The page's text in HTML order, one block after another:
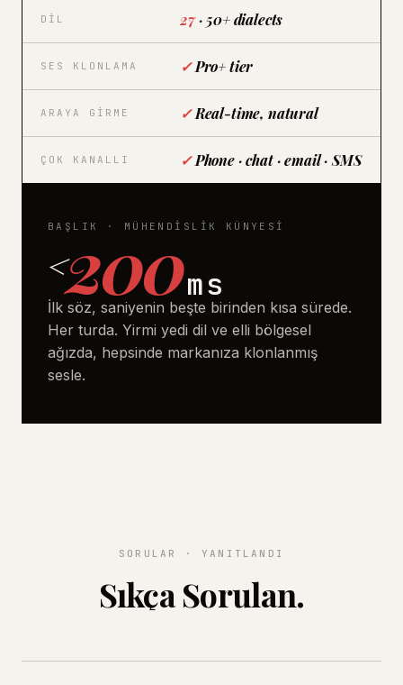
DIL 27· 50+ dialects
SES KLONLAMA ✓Pro+ tier
ARAYA GIRME ✓Real-time, natural
ÇOK KANALLI ✓Phone · chat · email · SMS
BAŞLIK · MÜHENDISLIK KÜNYESI
<200ms
İlk söz, saniyenin beşte birinden kısa sürede.
Her turda. Yirmi yedi dil ve elli bölgesel
ağızda, hepsinde markanıza klonlanmış
sesle.
SORULAR · YANITLANDI
Sıkça Sorulan.